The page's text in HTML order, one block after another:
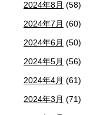
2024年8月 (58)
2024年7月 (60)
2024年6月 (50)
2024年5月 (56)
2024年4月 (61)
2024年3月 (71)